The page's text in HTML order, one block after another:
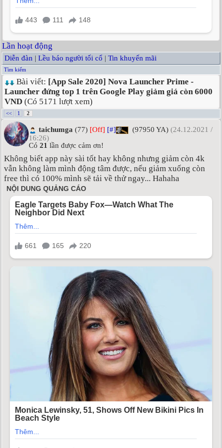
Lần hoạt động
Diễn đàn | Lều báo người tối cổ | Tin khuyến mãi
Tìm kiếm
Bài viết: [App Sale 2020] Nova Launcher Prime -
Launcher đứng top 1 trên Google Play giảm giá còn 6000
VND (Có 5171 lượt xem)
<< 1 2
taichumga (77) [Off] [#] (97950 YA) (24.12.2021 /
16:26)
Có 21 lần được cảm ơn!
Không biết app này sài tốt hay không nhưng giảm còn 4k
vẫn không làm mình động tâm được, nếu giảm xuống còn
free thì có 100% mình sẽ tải về thử ngay... Hahaha